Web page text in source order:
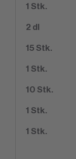
1 Stk.
2 dl
15 Stk.
1 Stk.
10 Stk.
1 Stk.
1 Stk.